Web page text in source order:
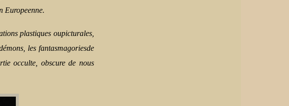
Europeenne.
plastiques oupicturales,
les fantasmagoriesde
occulte, obscure de nous